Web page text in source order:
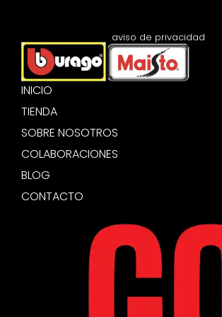
INICIO
TIENDA
SOBRE NOSOTROS
COLABORACIONES
BLOG
CONTACTO
aviso de privacidad